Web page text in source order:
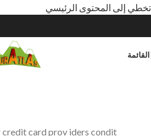
تخطي إلى المحتوى الرئيسي
القائمة
card prov iders condit.